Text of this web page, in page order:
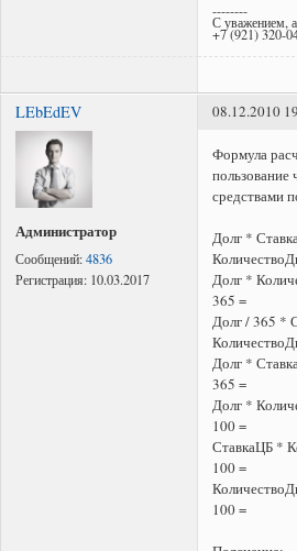
--------
С уважением,
+7 (921) 320-
LEbEdEV
Администратор
Сообщений:4836
Регистрация: 10.03.2017
08.12.2010
Формула
средствами
Долг *
Долг *
365 =
Долг / 365 *
Долг *
365 =
Долг *
100 =
СтавкаЦБ *
100 =
100 =